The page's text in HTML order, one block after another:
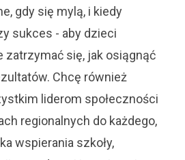
gdy się mylą, i kiedy
sukces - aby dzieci
zatrzymać się, jak osiągnąć
Chcę również
liderom społeczności
regionalnych do każdego,
wspierania szkoły,